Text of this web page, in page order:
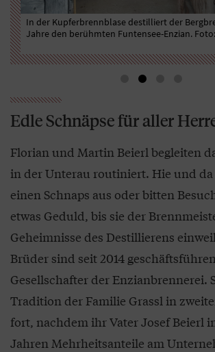
In der Kupferbrennblase destilliert der
Jahre den berühmten Funtensee-Enzian.
Edle Schnäpse für aller
Florian und Martin Beierl begleiten
in der Unterau routiniert. Hie und da
einen Schnaps aus oder bitten
etwas Geduld, bis sie der
Geheimnisse des Destillierens
Brüder sind seit 2014
Gesellschafter der Enzianbrennerei.
Tradition der Familie Grassl in
fort, nachdem ihr Vater Josef Beierl
Jahren Mehrheitsanteile am